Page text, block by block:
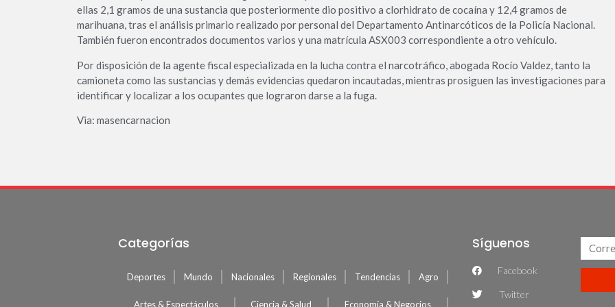
ellas 2,1 gramos de una sustancia que posteriormente dio positivo a clorhidrato de cocaína y 12,4 gramos de
marihuana, tras el análisis primario realizado por personal del Departamento Antinarcóticos de la Policía Nacional.
También fueron encontrados documentos varios y una matrícula ASX003 correspondiente a otro vehículo.
Por disposición de la agente fiscal especializada en la lucha contra el narcotráfico, abogada Rocío Valdez, tanto la
camioneta como las sustancias y demás evidencias quedaron incautadas, mientras prosiguen las investigaciones para
identificar y localizar a los ocupantes que lograron darse a la fuga.
Via: masencarnacion
Categorías
Deportes Mundo Nacionales Regionales Tendencias Agro
Artes & Espectáculos Ciencia & Salud Economía & Negocios
Síguenos
Facebook
Twitter